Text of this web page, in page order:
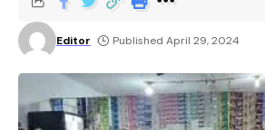
Editor Published April 29, 2024